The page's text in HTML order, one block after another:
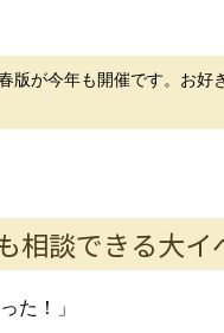
が今年も開催です。お
談できる大イ
た！」